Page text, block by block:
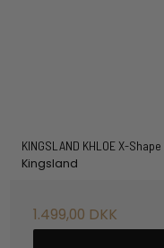
KINGSLAND KHLOE X-
Kingsland
1.499,00 DKK